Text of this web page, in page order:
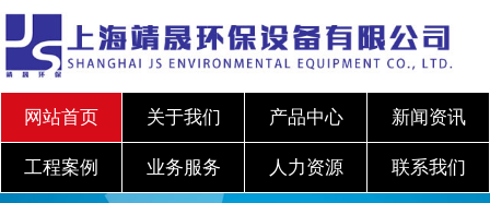
网站首页 关于我们 产品中心 新闻资讯
工程案例 业务服务 人力资源 联系我们